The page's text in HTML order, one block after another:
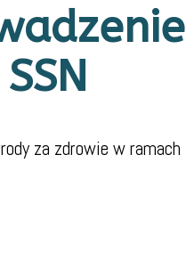
za zdrowie w ramach